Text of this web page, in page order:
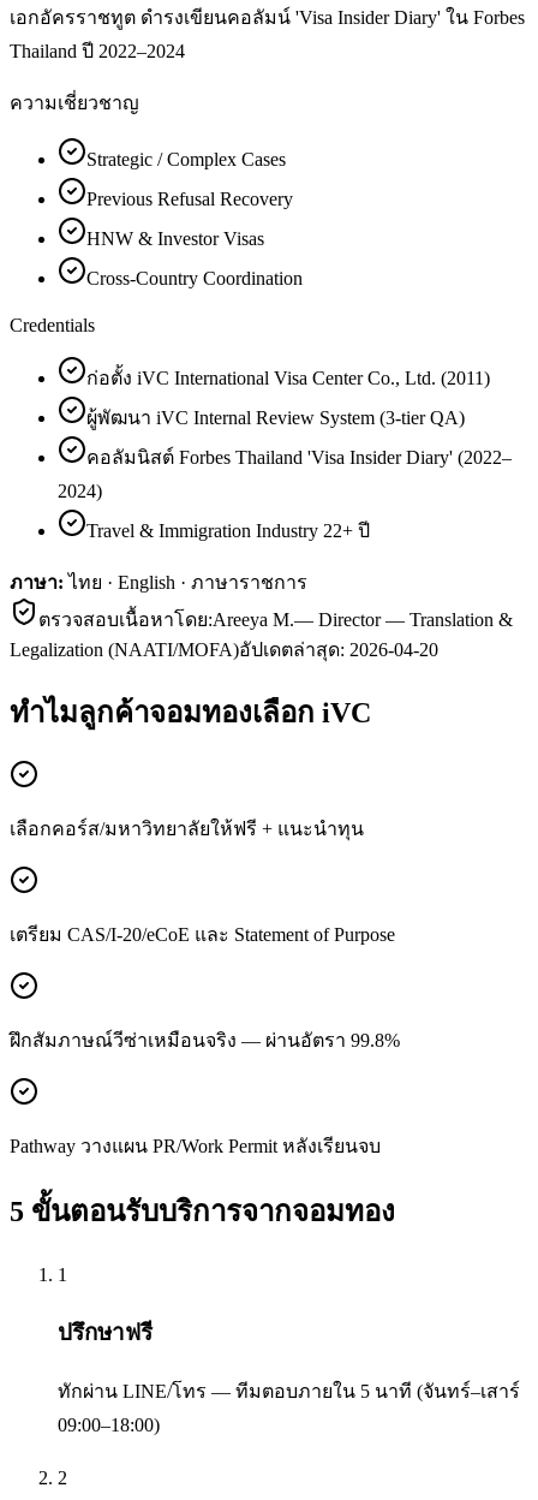
เอกอัครราชทูต ดำรงเขียนคอลัมน์ 'Visa Insider Diary' ใน Forbes
Thailand ปี 2022–2024
ความเชี่ยวชาญ
Strategic / Complex Cases
Previous Refusal Recovery
HNW & Investor Visas
Cross-Country Coordination
Credentials
ก่อตั้ง iVC International Visa Center Co., Ltd. (2011)
ผู้พัฒนา iVC Internal Review System (3-tier QA)
คอลัมนิสต์ Forbes Thailand 'Visa Insider Diary' (2022–
2024)
Travel & Immigration Industry 22+ ปี
ภาษา: ไทย · English · ภาษาราชการ
ตรวจสอบเนื้อหาโดย:Areeya M.— Director — Translation &
Legalization (NAATI/MOFA)อัปเดตล่าสุด: 2026-04-20
ทำไมลูกค้าจอมทองเลือก iVC
เลือกคอร์ส/มหาวิทยาลัยให้ฟรี + แนะนำทุน
เตรียม CAS/I-20/eCoE และ Statement of Purpose
ฝึกสัมภาษณ์วีซ่าเหมือนจริง — ผ่านอัตรา 99.8%
Pathway วางแผน PR/Work Permit หลังเรียนจบ
5 ขั้นตอนรับบริการจากจอมทอง
1
ปรึกษาฟรี
ทักผ่าน LINE/โทร — ทีมตอบภายใน 5 นาที (จันทร์–เสาร์
09:00–18:00)
2